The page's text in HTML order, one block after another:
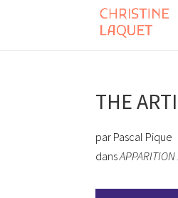
THE
par Pascal Pique
dansAPPARITION